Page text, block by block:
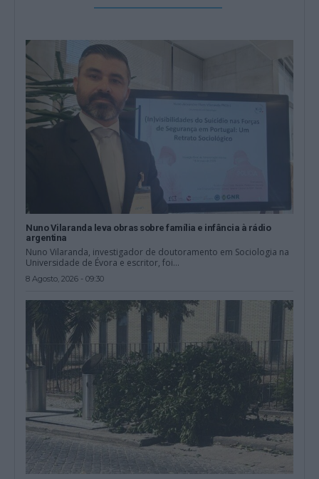
Nuno Vilaranda leva obras sobre família e infância à rádio
argentina
Nuno Vilaranda, investigador de doutoramento em Sociologia na
Universidade de Évora e escritor, foi...
8 Agosto, 2026 - 09:30